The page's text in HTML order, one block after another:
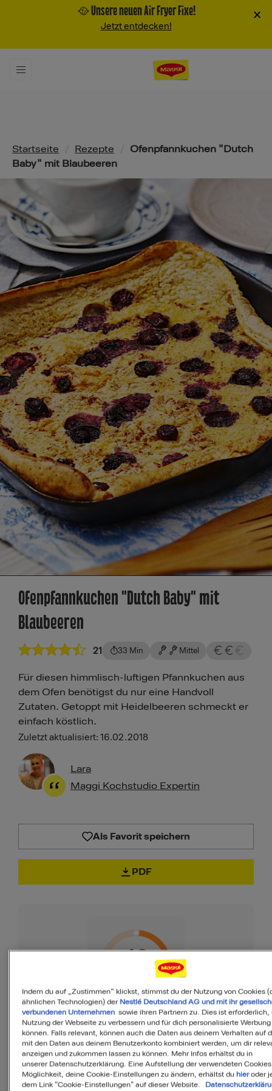
🥘 Unsere neuen Air Fryer Fixe!
Jetzt entdecken!
×
Pfadnavigation
Startseite Rezepte
Ofenpfannkuchen "Dutch
Baby" mit Blaubeeren
Ofenpfannkuchen "Dutch Baby" mit
Blaubeeren
21 33 Min Mittel
Für diesen himmlisch-luftigen Pfannkuchen aus
dem Ofen benötigst du nur eine Handvoll
Zutaten. Getoppt mit Heidelbeeren schmeckt er
einfach köstlich.
Zuletzt aktualisiert: 16.02.2018
Lara
Maggi Kochstudio Expertin
Als Favorit speichern
PDF
40
MyMenu IQ™
Ist diese Mahlzeit
ausgewogen?
Indem du auf „Zustimmen“ klickst, stimmst du der Nutzung von Cookies
ähnlichen Technologien) der Nestlé Deutschland AG und mit ihr
verbundenen Unternehmen sowie ihren Partnern zu. Dies ist erforderlich,
Nutzung der Webseite zu verbessern und für dich personalisierte
können. Falls relevant, können auch die Daten aus deinem Verhalten auf
mit den Daten aus deinem Benutzerkonto kombiniert werden, um dir
anzeigen und zukommen lassen zu können. Mehr Infos erhältst du in
unserer Datenschutzerklärung. Eine Aufstellung der verwendeten
Möglichkeit, deine Cookie-Einstellungen zu ändern, erhältst du hieroder
dem Link "Cookie-Einstellungen" auf dieser Website.